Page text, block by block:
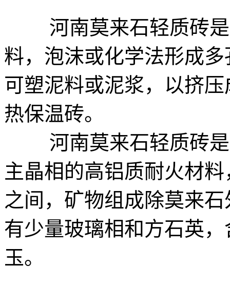
河南莫来石轻质砖是
料，泡沫或化学法形成
可塑泥料或泥浆，以挤
热保温砖。
河南莫来石轻质砖是
主晶相的高铝质耐火材
之间，矿物组成除莫来
有少量玻璃相和方石英
玉。